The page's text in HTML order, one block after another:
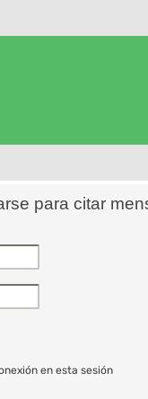
para citar
en esta sesión